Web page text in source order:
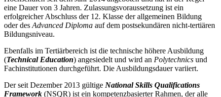
eine Dauer von 3 Jahren. Zulassungsvoraussetzung ist ein
erfolgreicher Abschluss der 12. Klasse der allgemeinen Bildung
oder des Advanced Diploma auf dem postsekundären nicht-tertiären
Bildungsniveau.
Ebenfalls im Tertiärbereich ist die technische höhere Ausbildung
(Technical Education) angesiedelt und wird an Polytechnics und
Fachinstitutionen durchgeführt. Die Ausbildungsdauer variiert.
Der seit Dezember 2013 gültige National Skills Qualifications
Framework (NSQR) ist ein kompetenzbasierter Rahmen, der alle